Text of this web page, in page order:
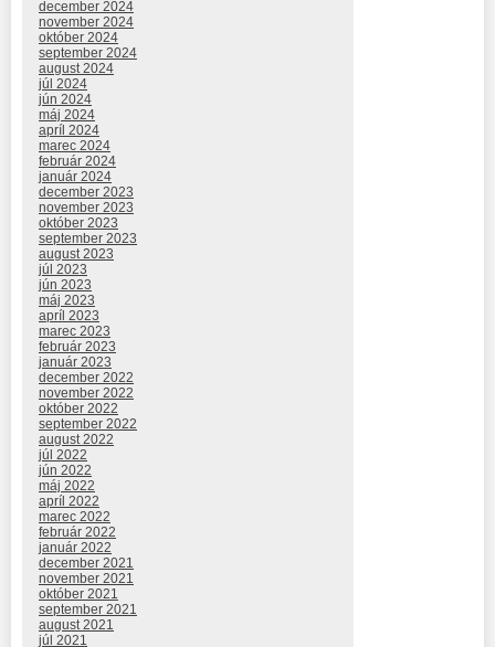
december 2024
november 2024
október 2024
september 2024
august 2024
júl 2024
jún 2024
máj 2024
apríl 2024
marec 2024
február 2024
január 2024
december 2023
november 2023
október 2023
september 2023
august 2023
júl 2023
jún 2023
máj 2023
apríl 2023
marec 2023
február 2023
január 2023
december 2022
november 2022
október 2022
september 2022
august 2022
júl 2022
jún 2022
máj 2022
apríl 2022
marec 2022
február 2022
január 2022
december 2021
november 2021
október 2021
september 2021
august 2021
júl 2021